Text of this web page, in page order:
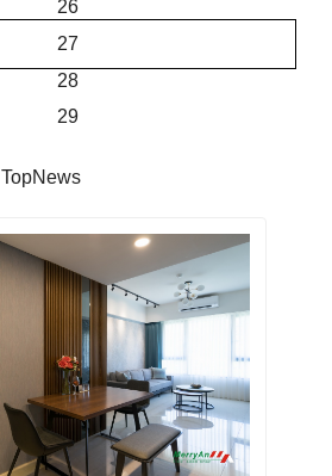
26
27
28
29
TopNews